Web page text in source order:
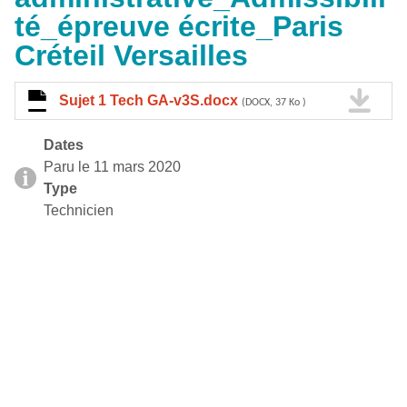
té_épreuve écrite_Paris
Créteil Versailles
Sujet 1 Tech GA-v3S.docx (DOCX, 37 Ko )
Dates
Paru le 11 mars 2020
Type
Technicien